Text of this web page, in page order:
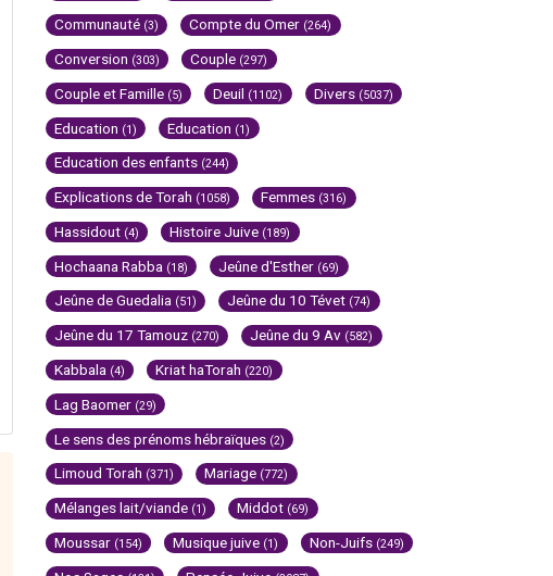
Communauté (3) Compte du Omer (264)
Conversion (303) Couple (297)
Couple et Famille (5) Deuil (1102) Divers (5037)
Education (1) Education (1)
Education des enfants (244)
Explications de Torah (1058) Femmes (316)
Hassidout (4) Histoire Juive (189)
Hochaana Rabba (18) Jeûne d'Esther (69)
Jeûne de Guedalia (51) Jeûne du 10 Tévet (74)
Jeûne du 17 Tamouz (270) Jeûne du 9 Av (582)
Kabbala (4) Kriat haTorah (220)
Lag Baomer (29)
Le sens des prénoms hébraïques (2)
Limoud Torah (371) Mariage (772)
Mélanges lait/viande (1) Middot (69)
Moussar (154) Musique juive (1) Non-Juifs (249)